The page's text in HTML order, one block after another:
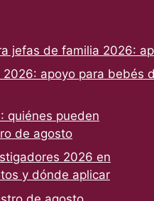
jefas de familia 2026:
2026: apoyo para bebés
quiénes pueden
de agosto
2026 en
y dónde aplicar